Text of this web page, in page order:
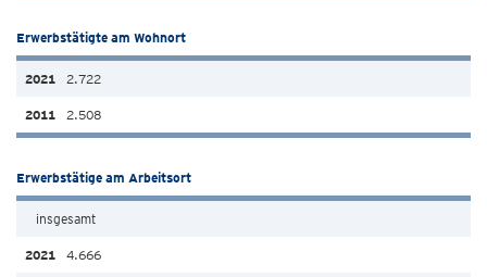
Erwerbstätigte am Wohnort
2.722
2.508
Erwerbstätige am Arbeitsort
insgesamt
4.666